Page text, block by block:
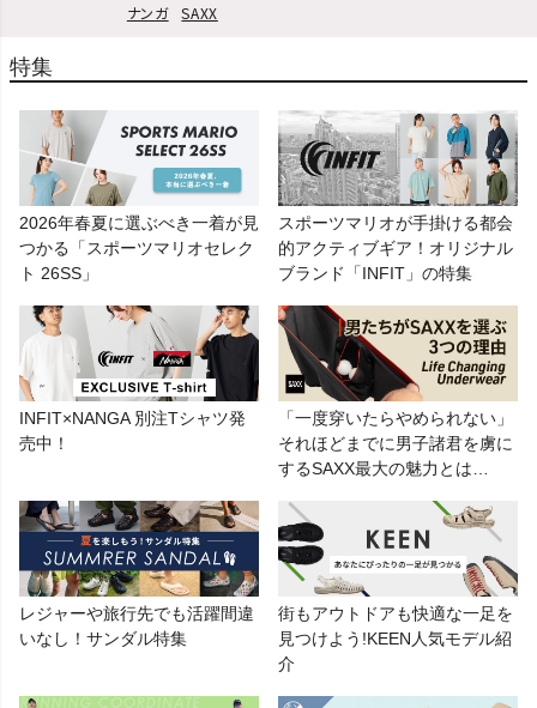
ナンガ
SAXX
特集
2026年春夏に選ぶべき一着が見
つかる「スポーツマリオセレク
ト 26SS」
スポーツマリオが手掛ける都会
的アクティブギア！オリジナル
ブランド「INFIT」の特集
INFIT×NANGA 別注Tシャツ発
売中！
「一度穿いたらやめられない」
それほどまでに男子諸君を虜に
するSAXX最大の魅力とは…
レジャーや旅行先でも活躍間違
いなし！サンダル特集
街もアウトドアも快適な一足を
見つけよう!KEEN人気モデル紹
介